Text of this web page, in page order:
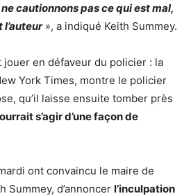
cautionnons pas ce qui est mal,
», a indiqué Keith Summey.
en défaveur du policier : la
York Times, montre le policier
qu’il laisse ensuite tomber près
s’agir d’une façon de
ont convaincu le maire de
Summey, d’annoncer l’inculpation